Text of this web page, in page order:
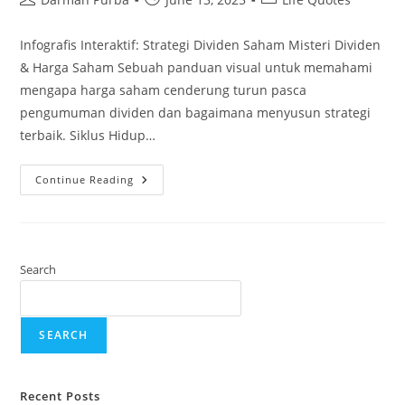
Infografis Interaktif: Strategi Dividen Saham Misteri Dividen
& Harga Saham Sebuah panduan visual untuk memahami
mengapa harga saham cenderung turun pasca
pengumuman dividen dan bagaimana menyusun strategi
terbaik. Siklus Hidup…
Continue Reading Dividen
Search
SEARCH
Recent Posts